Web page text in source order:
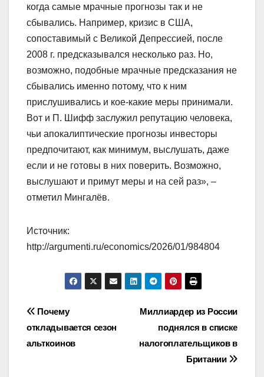
когда самые мрачные прогнозы так и не
сбывались. Например, кризис в США,
сопоставимый с Великой Депрессией, после
2008 г. предсказывался несколько раз. Но,
возможно, подобные мрачные предсказания не
сбывались именно потому, что к ним
прислушивались и кое-какие меры принимали.
Вот и П. Шифф заслужил репутацию человека,
чьи апокалиптические прогнозы инвесторы
предпочитают, как минимум, выслушать, даже
если и не готовы в них поверить. Возможно,
выслушают и примут меры и на сей раз», –
отметил Мингалёв.
Источник:
http://argumenti.ru/economics/2026/01/984804
Навигация
по
Миллиардер из России
поднялся в списке
налогоплательщиков в
Британии
Почему
откладывается сезон
альткоинов